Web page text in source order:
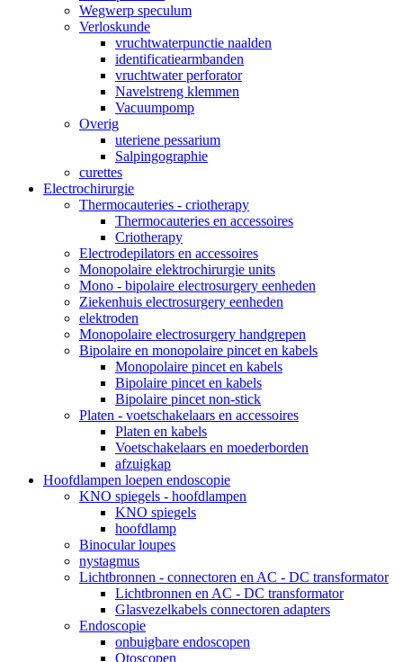
Wegwerp speculum
Verloskunde
vruchtwaterpunctie naalden
identificatiearmbanden
vruchtwater perforator
Navelstreng klemmen
Vacuumpomp
Overig
uteriene pessarium
Salpingographie
curettes
Electrochirurgie
Thermocauteries - criotherapy
Thermocauteries en accessoires
Criotherapy
Electrodepilators en accessoires
Monopolaire elektrochirurgie units
Mono - bipolaire electrosurgery eenheden
Ziekenhuis electrosurgery eenheden
elektroden
Monopolaire electrosurgery handgrepen
Bipolaire en monopolaire pincet en kabels
Monopolaire pincet en kabels
Bipolaire pincet en kabels
Bipolaire pincet non-stick
Platen - voetschakelaars en accessoires
Platen en kabels
Voetschakelaars en moederborden
afzuigkap
Hoofdlampen loepen endoscopie
KNO spiegels - hoofdlampen
KNO spiegels
hoofdlamp
Binocular loupes
nystagmus
Lichtbronnen - connectoren en AC - DC transformator
Lichtbronnen en AC - DC transformator
Glasvezelkabels connectoren adapters
Endoscopie
onbuigbare endoscopen
Otoscopen